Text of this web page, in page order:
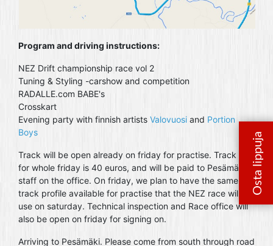
Program and driving instructions:
NEZ Drift championship race vol 2
Tuning & Styling -carshow and competition
RADALLE.com BABE's
Crosskart
Evening party with finnish artists Valovuosi and Portion
Boys
Track will be open already on friday for practise. Track fee
for whole friday is 40 euros, and will be paid to Pesämäki
staff on the office. On friday, we plan to have the same
track profile available for practise that the NEZ race will
use on saturday. Technical inspection and Race office will
also be open on friday for signing on.
Arriving to Pesämäki. Please come from south through road